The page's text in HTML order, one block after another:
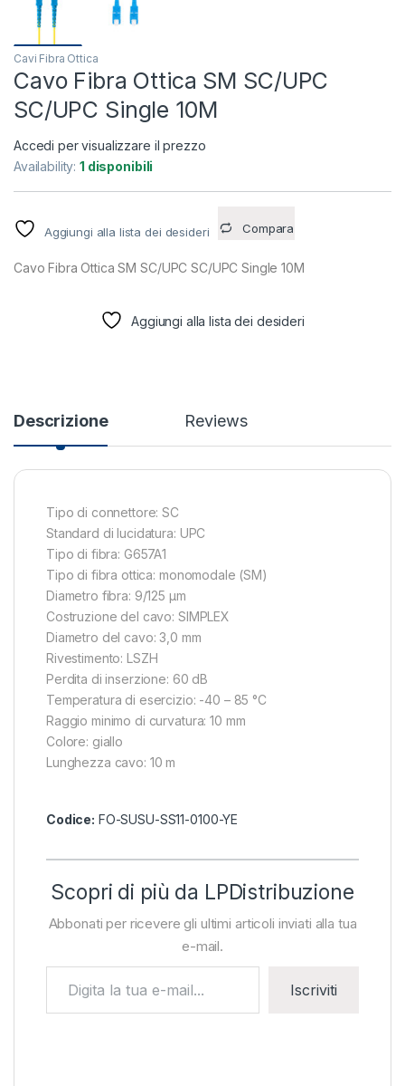
Cavi Fibra Ottica
Cavo Fibra Ottica SM SC/UPC
SC/UPC Single 10M
Accedi per visualizzare il prezzo
Availability:1 disponibili
Aggiungi alla lista dei desideri Compara
Cavo Fibra Ottica SM SC/UPC SC/UPC Single 10M
Aggiungi alla lista dei desideri
Descrizione Reviews
Tipo di connettore: SC
Standard di lucidatura: UPC
Tipo di fibra: G657A1
Tipo di fibra ottica: monomodale (SM)
Diametro fibra: 9/125 µm
Costruzione del cavo: SIMPLEX
Diametro del cavo: 3,0 mm
Rivestimento: LSZH
Perdita di inserzione: 60 dB
Temperatura di esercizio: -40 – 85 °C
Raggio minimo di curvatura: 10 mm
Colore: giallo
Lunghezza cavo: 10 m
Codice: FO-SUSU-SS11-0100-YE
Scopri di più da LPDistribuzione
Abbonati per ricevere gli ultimi articoli inviati alla tua
e-mail.
Iscriviti